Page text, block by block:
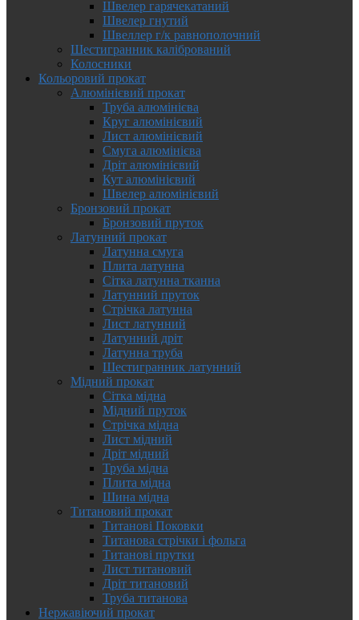
Швелер гарячекатаний
Швелер гнутий
Швеллер г/к равнополочний
Шестигранник калібрований
Колосники
Кольоровий прокат
Алюмінієвий прокат
Труба алюмінієва
Круг алюмінієвий
Лист алюмінієвий
Смуга алюмінієва
Дріт алюмінієвий
Кут алюмінієвий
Швелер алюмінієвий
Бронзовий прокат
Бронзовий пруток
Латунний прокат
Латунна смуга
Плита латунна
Сітка латунна тканна
Латунний пруток
Стрічка латунна
Лист латунний
Латунний дріт
Латунна труба
Шестигранник латунний
Мідний прокат
Сітка мідна
Мідний пруток
Стрічка мідна
Лист мідний
Дріт мідний
Труба мідна
Плита мідна
Шина мідна
Титановий прокат
Титанові Поковки
Титанова стрічки і фольга
Титанові прутки
Лист титановий
Дріт титановий
Труба титанова
Нержавіючий прокат